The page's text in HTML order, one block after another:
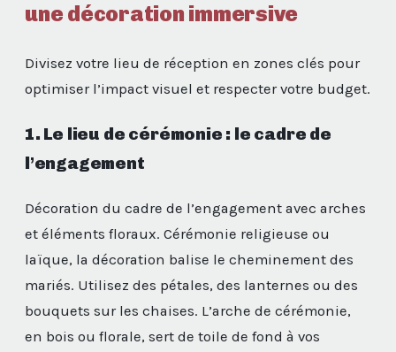
une décoration immersive
Divisez votre lieu de réception en zones clés pour
optimiser l’impact visuel et respecter votre budget.
1. Le lieu de cérémonie : le cadre de
l’engagement
Décoration du cadre de l’engagement avec arches
et éléments floraux. Cérémonie religieuse ou
laïque, la décoration balise le cheminement des
mariés. Utilisez des pétales, des lanternes ou des
bouquets sur les chaises. L’arche de cérémonie,
en bois ou florale, sert de toile de fond à vos